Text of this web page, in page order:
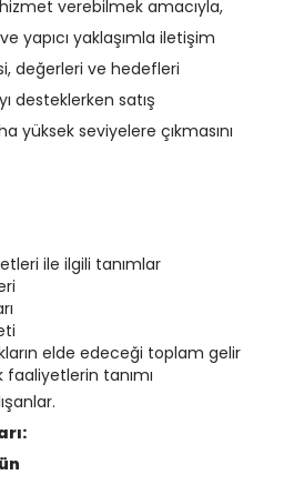
verebilmek amacıyla,
yapıcı yaklaşımla iletişim
değerleri ve hedefleri
desteklerken satış
yüksek seviyelere çıkmasını
ile ilgili tanımlar
elde edeceği toplam gelir
tanımı